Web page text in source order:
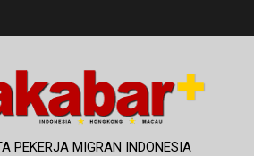
PEKERJA MIGRAN INDONESIA